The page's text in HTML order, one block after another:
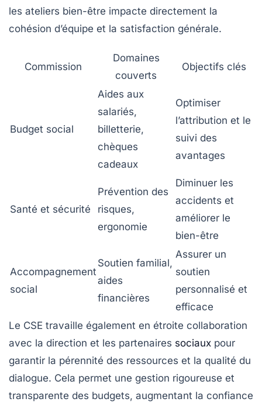
les ateliers bien-être impacte directement la
cohésion d’équipe et la satisfaction générale.
Commission
Domaines
couverts
Objectifs clés
Budget social
Aides aux
salariés,
billetterie,
chèques
cadeaux
Optimiser
l’attribution et le
suivi des
avantages
Santé et sécurité
Prévention des
risques,
ergonomie
Diminuer les
accidents et
améliorer le
bien-être
Accompagnement
social
Soutien familial,
aides
financières
Assurer un
soutien
personnalisé et
efficace
Le CSE travaille également en étroite collaboration
avec la direction et les partenaires sociaux pour
garantir la pérennité des ressources et la qualité du
dialogue. Cela permet une gestion rigoureuse et
transparente des budgets, augmentant la confiance